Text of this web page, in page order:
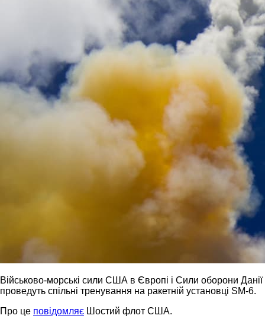
Військово-морські сили США в Європі і Сили оборони Данії
проведуть спільні тренування на ракетній установці SM-6.
Про це повідомляє Шостий флот США.